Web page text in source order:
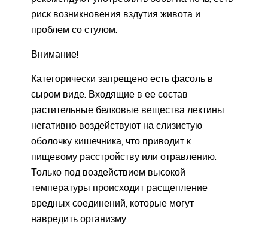
риск возникновения вздутия живота и
проблем со стулом.
Внимание!
Категорически запрещено есть фасоль в
сыром виде. Входящие в ее состав
растительные белковые вещества лектины
негативно воздействуют на слизистую
оболочку кишечника, что приводит к
пищевому расстройству или отравлению.
Только под воздействием высокой
температуры происходит расщепление
вредных соединений, которые могут
навредить организму.